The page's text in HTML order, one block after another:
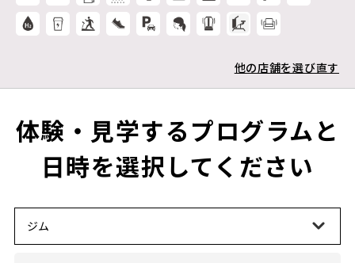
他の店舗を選び直す
体験・見学するプログラムと
日時を選択してください